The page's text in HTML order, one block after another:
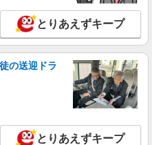
とりあえずキープ
の送迎ドラ
とりあえずキープ